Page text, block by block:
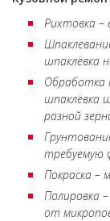
Рихтовка –
шпаклёвка
Обработка
шпаклёвка
разной
требуемую
Покраска –
Полировка
от